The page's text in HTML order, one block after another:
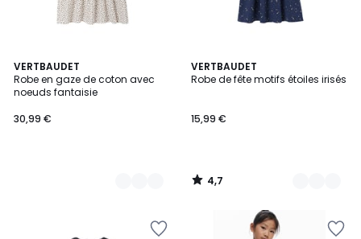
VERTBAUDET
Robe en gaze de coton avec
noeuds fantaisie
30,99 €
2
Couleurs
VERTBAUDET
Robe de fête motifs étoiles irisés
15,99 €
4,7
/ 5
2
Couleurs
4,7
/